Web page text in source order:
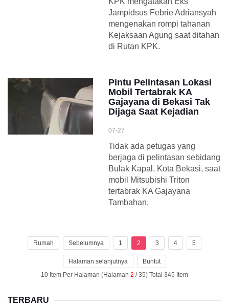
Jampidsus Febrie Adriansyah
mengenakan rompi tahanan
Kejaksaan Agung saat ditahan
di Rutan KPK.
Pintu Pelintasan Lokasi
Mobil Tertabrak KA
Gajayana di Bekasi Tak
Dijaga Saat Kejadian
07-27
Tidak ada petugas yang
berjaga di pelintasan sebidang
Bulak Kapal, Kota Bekasi, saat
mobil Mitsubishi Triton
tertabrak KA Gajayana
Tambahan.
Rumah Sebelumnya 1 2 3 4 5
Halaman selanjutnya
Buntut
10 Item Per Halaman (Halaman 2 / 35) Total 345 Item
TERBARU